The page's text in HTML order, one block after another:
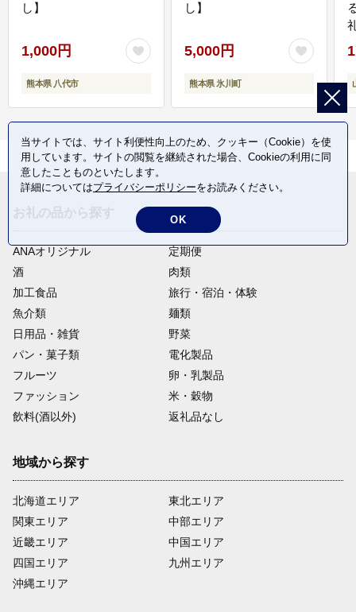
し】
1,000円
熊本県 八代市
し】
5,000円
熊本県 氷川町
ANAオリジナル
定期便
酒
肉類
加工食品
旅行・宿泊・体験
魚介類
麺類
日用品・雑貨
野菜
パン・菓子類
電化製品
フルーツ
卵・乳製品
ファッション
米・穀物
飲料(酒以外)
返礼品なし
地域から探す
北海道エリア
関東エリア
近畿エリア
四国エリア
沖縄エリア
東北エリア
中部エリア
中国エリア
九州エリア
当サイトでは、サイト利便性向上のため、クッキー（Cookie）を使
用しています。サイトの閲覧を継続された場合、Cookieの利用に同
意したことものといたします。
詳細についてはプライバシーポリシーをお読みください。
OK